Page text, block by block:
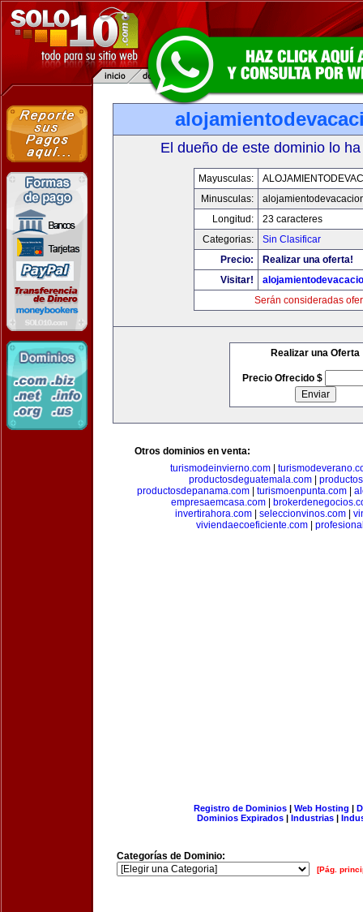
El dueño de este dominio lo
Mayusculas:
Minusculas:
Longitud:
23 caracteres
Categorias:
Sin Clasificar
Precio:
Realizar una oferta!
Visitar!
Serán consideradas
Realizar una Oferta
Precio Ofrecido $
Otros dominios en venta:
turismodeinvierno.com
productosdeguatemala.com|
productosdepanama.com
turismoenpunta.com
empresaemcasa.com
invertirahora.com| seleccionvinos.com|
viviendaecoeficiente.com
Registro de Dominios| Web Hosting |
Dominios Expirados | Industrias |
Categorías de Dominio:
[Pág.